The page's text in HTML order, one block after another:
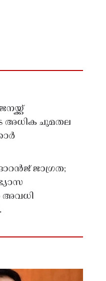
അധിക ചുമതല
ജാഗ്രത;
അവധി
നിർദേശം